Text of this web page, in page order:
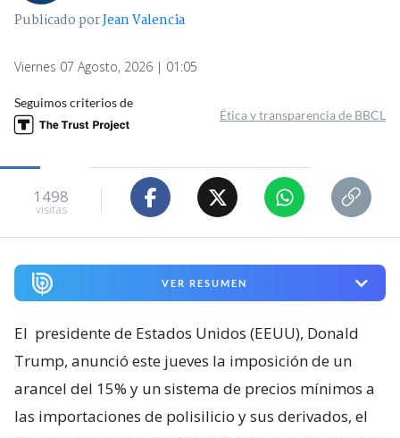
Publicado porJean Valencia
Viernes 07 Agosto, 2026 | 01:05
Seguimos criterios de
Ética y transparencia de BBCL
1498
visitas
VER RESUMEN
El presidente de Estados Unidos (EEUU), Donald
Trump, anunció este jueves la imposición de un
arancel del 15% y un sistema de precios mínimos a
las importaciones de polisilicio y sus derivados, el